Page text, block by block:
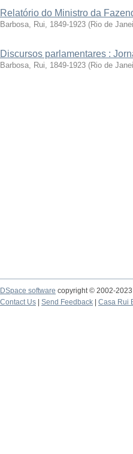
Relatório do Ministro da
Barbosa, Rui, 1849-1923 (Rio de
Discursos parlamentares :
Barbosa, Rui, 1849-1923 (Rio de
DSpace software copyright © 2002-2023
Contact Us
Send Feedback Casa Rui